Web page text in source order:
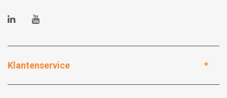
Klantenservice